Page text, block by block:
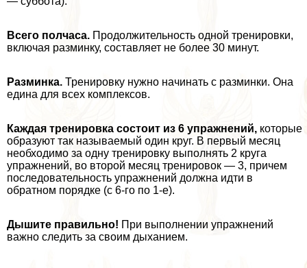
Всего полчаса. Продолжительность одной тренировки,
включая разминку, составляет не более 30 минут.
Разминка. Тренировку нужно начинать с разминки. Она
едина для всех комплексов.
Каждая тренировка состоит из 6 упражнений, которые
образуют так называемый один круг. В первый месяц
необходимо за одну тренировку выполнять 2 круга
упражнений, во второй месяц тренировок — 3, причем
последовательность упражнений должна идти в
обратном порядке (с 6-го по 1-е).
Дышите правильно! При выполнении упражнений
важно следить за своим дыханием.